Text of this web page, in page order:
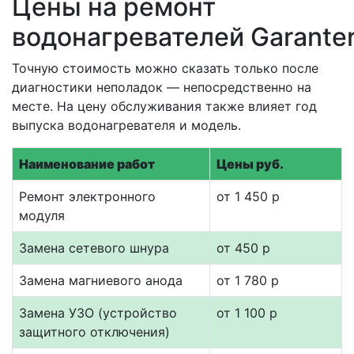
Цены на ремонт
водонагревателей
Точную стоимость можно сказать только после
диагностики неполадок — непосредственно на
месте. На цену обслуживания также влияет год
выпуска водонагревателя и модель.
Наименование работ Цены руб.
Ремонт электронного
модуля
от 1 450 р
Замена сетевого шнура от 450 р
Замена магниевого анода от 1 780 р
Замена УЗО (устройство
защитного отключения)
от 1 100 р